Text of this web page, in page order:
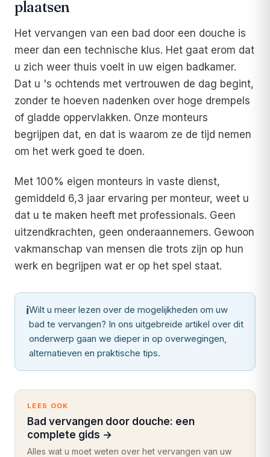
plaatsen
Het vervangen van een bad door een douche is
meer dan een technische klus. Het gaat erom dat
u zich weer thuis voelt in uw eigen badkamer.
Dat u 's ochtends met vertrouwen de dag begint,
zonder te hoeven nadenken over hoge drempels
of gladde oppervlakken. Onze monteurs
begrijpen dat, en dat is waarom ze de tijd nemen
om het werk goed te doen.
Met 100% eigen monteurs in vaste dienst,
gemiddeld 6,3 jaar ervaring per monteur, weet u
dat u te maken heeft met professionals. Geen
uitzendkrachten, geen onderaannemers. Gewoon
vakmanschap van mensen die trots zijn op hun
werk en begrijpen wat er op het spel staat.
ℹWilt u meer lezen over de mogelijkheden om uw
bad te vervangen? In ons uitgebreide artikel over dit
onderwerp gaan we dieper in op overwegingen,
alternatieven en praktische tips.
LEES OOK
Bad vervangen door douche: een
complete gids →
Alles wat u moet weten over het vervangen van uw